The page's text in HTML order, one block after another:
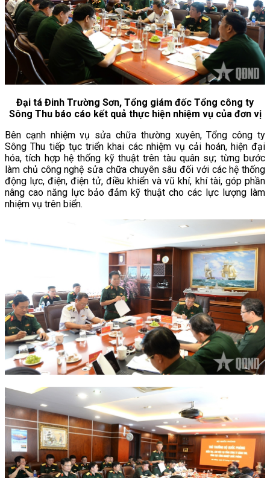
Đại tá Đinh Trường Sơn, Tổng giám đốc Tổng công ty
Sông Thu báo cáo kết quả thực hiện nhiệm vụ của đơn vị
Bên cạnh nhiệm vụ sửa chữa thường xuyên, Tổng công ty
Sông Thu tiếp tục triển khai các nhiệm vụ cải hoán, hiện đại
hóa, tích hợp hệ thống kỹ thuật trên tàu quân sự; từng bước
làm chủ công nghệ sửa chữa chuyên sâu đối với các hệ thống
động lực, điện, điện tử, điều khiển và vũ khí, khí tài, góp phần
nâng cao năng lực bảo đảm kỹ thuật cho các lực lượng làm
nhiệm vụ trên biển.